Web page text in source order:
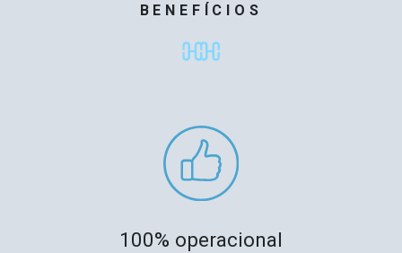
BENEFÍCIOS
100% operacional